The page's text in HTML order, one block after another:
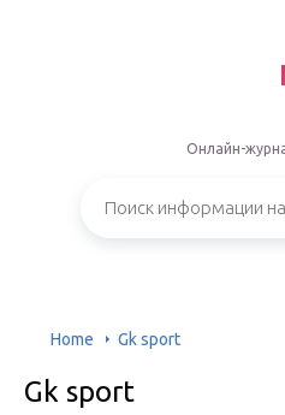
Онлайн-
Home Gk sport
Gk sport